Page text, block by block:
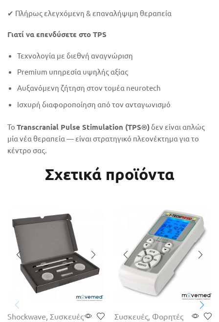
✔ Πλήρως ελεγχόμενη & επαναλήψιμη θεραπεία
Γιατί να επενδύσετε στο TPS
Τεχνολογία με διεθνή αναγνώριση
Premium υπηρεσία υψηλής αξίας
Αυξανόμενη ζήτηση στον τομέα neurotech
Ισχυρή διαφοροποίηση από τον ανταγωνισμό
Το Transcranial Pulse Stimulation (TPS®)δεν είναι απλώς
μία νέα θεραπεία — είναι στρατηγικό πλεονέκτημα για το
κέντρο σας.
Σχετικά προϊόντα
Shockwave, Συσκευές
Συσκευές, Φορητές